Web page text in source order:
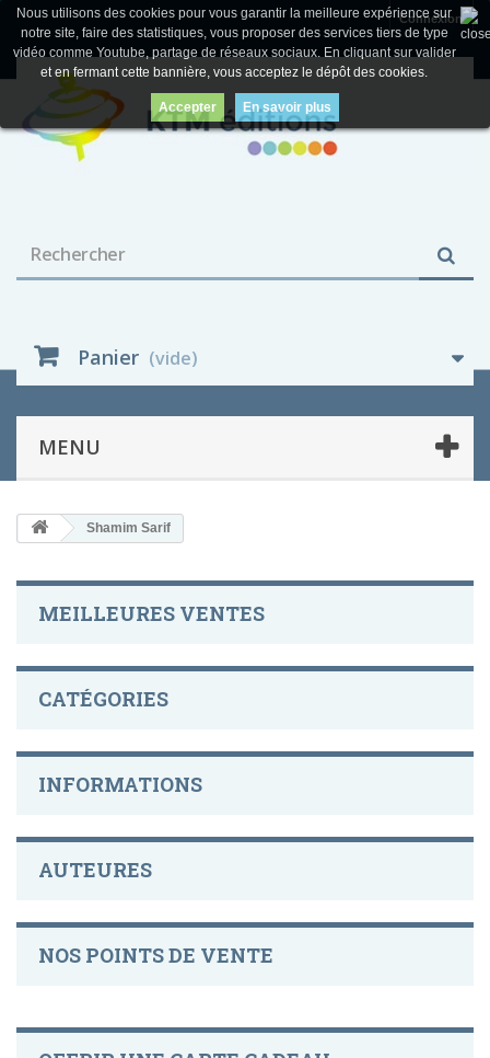
Connexion
Panier (vide)
MENU
Nous utilisons des cookies pour vous garantir la meilleure expérience sur
notre site, faire des statistiques, vous proposer des services tiers de type
vidéo comme Youtube, partage de réseaux sociaux. En cliquant sur valider
et en fermant cette bannière, vous acceptez le dépôt des cookies.
Accepter En savoir plus
Shamim Sarif
MEILLEURES VENTES
CATÉGORIES
INFORMATIONS
AUTEURES
NOS POINTS DE VENTE